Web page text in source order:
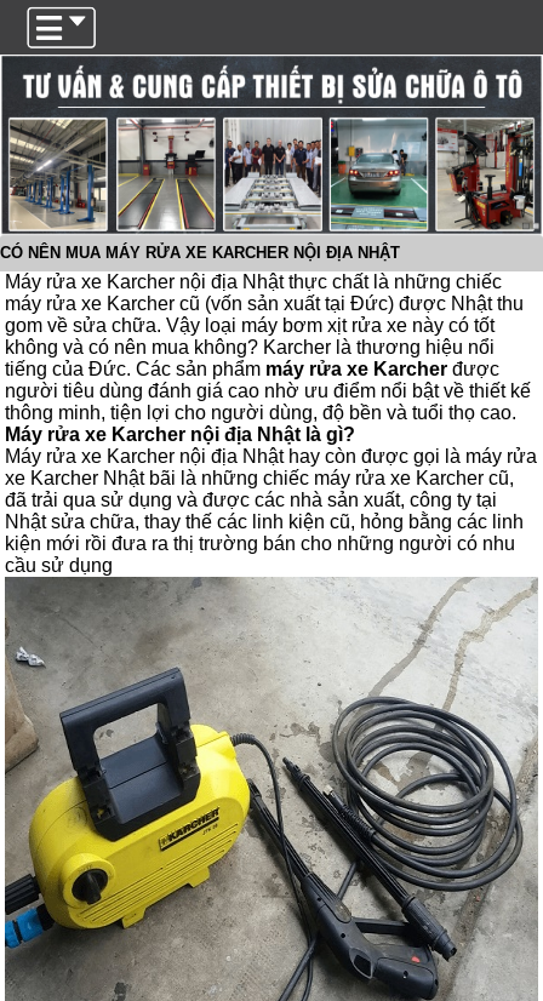
CÓ NÊN MUA MÁY RỬA XE KARCHER NỘI ĐỊA NHẬT
Máy rửa xe Karcher nội địa Nhật thực chất là những chiếc
máy rửa xe Karcher cũ (vốn sản xuất tại Đức) được Nhật thu
gom về sửa chữa. Vậy loại máy bơm xịt rửa xe này có tốt
không và có nên mua không? Karcher là thương hiệu nổi
tiếng của Đức. Các sản phẩm máy rửa xe Karcher được
người tiêu dùng đánh giá cao nhờ ưu điểm nổi bật về thiết kế
thông minh, tiện lợi cho người dùng, độ bền và tuổi thọ cao.
Máy rửa xe Karcher nội địa Nhật là gì?
Máy rửa xe Karcher nội địa Nhật hay còn được gọi là máy rửa
xe Karcher Nhật bãi là những chiếc máy rửa xe Karcher cũ,
đã trải qua sử dụng và được các nhà sản xuất, công ty tại
Nhật sửa chữa, thay thế các linh kiện cũ, hỏng bằng các linh
kiện mới rồi đưa ra thị trường bán cho những người có nhu
cầu sử dụng